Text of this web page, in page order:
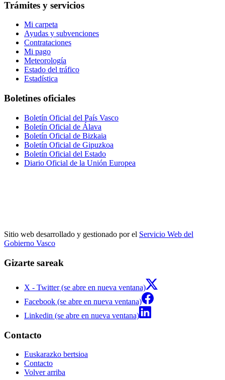
Trámites y servicios
Mi carpeta
Ayudas y subvenciones
Contrataciones
Mi pago
Meteorología
Estado del tráfico
Estadística
Boletines oficiales
Boletín Oficial del País Vasco
Boletín Oficial de Álava
Boletín Oficial de Bizkaia
Boletín Oficial de Gipuzkoa
Boletín Oficial del Estado
Diario Oficial de la Unión Europea
Sitio web desarrollado y gestionado por el Servicio Web del
Gobierno Vasco
Gizarte sareak
X - Twitter (se abre en nueva ventana)
Facebook (se abre en nueva ventana)
Linkedin (se abre en nueva ventana)
Contacto
Euskarazko bertsioa
Contacto
Volver arriba